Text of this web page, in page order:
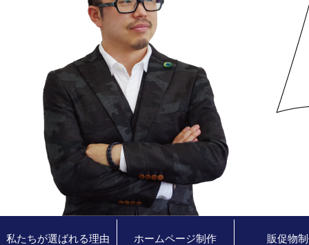
私たちが選ばれる理由 ホームページ制作 販促物